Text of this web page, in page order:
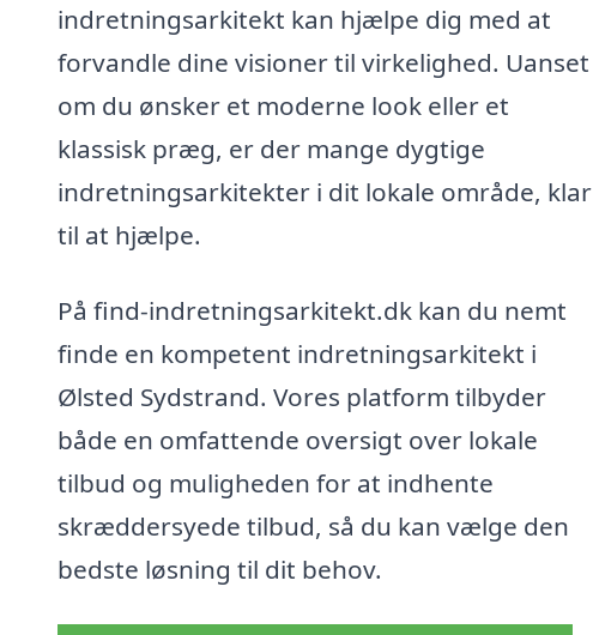
indretningsarkitekt kan hjælpe dig med at
forvandle dine visioner til virkelighed. Uanset
om du ønsker et moderne look eller et
klassisk præg, er der mange dygtige
indretningsarkitekter i dit lokale område, klar
til at hjælpe.
På find-indretningsarkitekt.dk kan du nemt
finde en kompetent indretningsarkitekt i
Ølsted Sydstrand. Vores platform tilbyder
både en omfattende oversigt over lokale
tilbud og muligheden for at indhente
skræddersyede tilbud, så du kan vælge den
bedste løsning til dit behov.